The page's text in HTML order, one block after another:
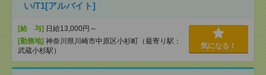
い/T1[アルバイト]
[給 与] 日給13,000円～
[勤務地] 神奈川県川崎市中原区小杉町（最寄り駅：
武蔵小杉駅）
気になる！